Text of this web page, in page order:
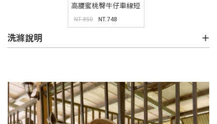
高腰蜜桃臀牛仔車線短
褲
NT.850 NT.748
洗滌說明